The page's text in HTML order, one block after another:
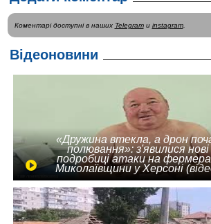
Коментарі доступні в наших Telegramи instagram.
Відеоновини
«Дружина втекла, а дрон
полювання»: з'явилися нові
подробиці атаки на
Миколаївщини у Херсоні